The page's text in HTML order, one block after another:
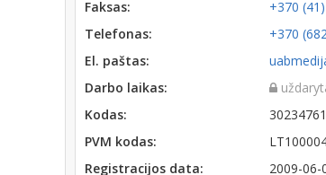
Faksas:
+370
Telefonas:
+370
El. paštas:
Darbo laikas:
Kodas:
PVM kodas:
Registracijos data:
2009-06-